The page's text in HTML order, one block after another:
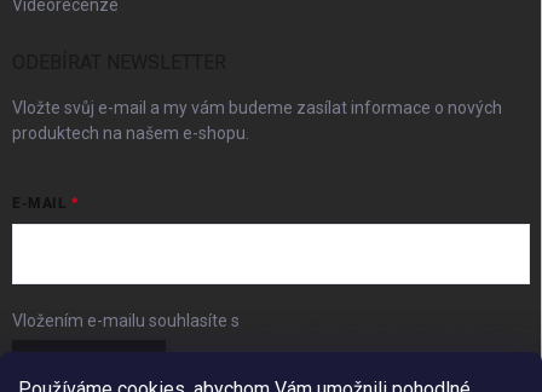
Videorecenze
Vložte svůj e-mail a my vám budeme zasílat informace o nových
produktech na našem e-shopu.
E-MAIL
Vložením e-mailu souhlasíte s